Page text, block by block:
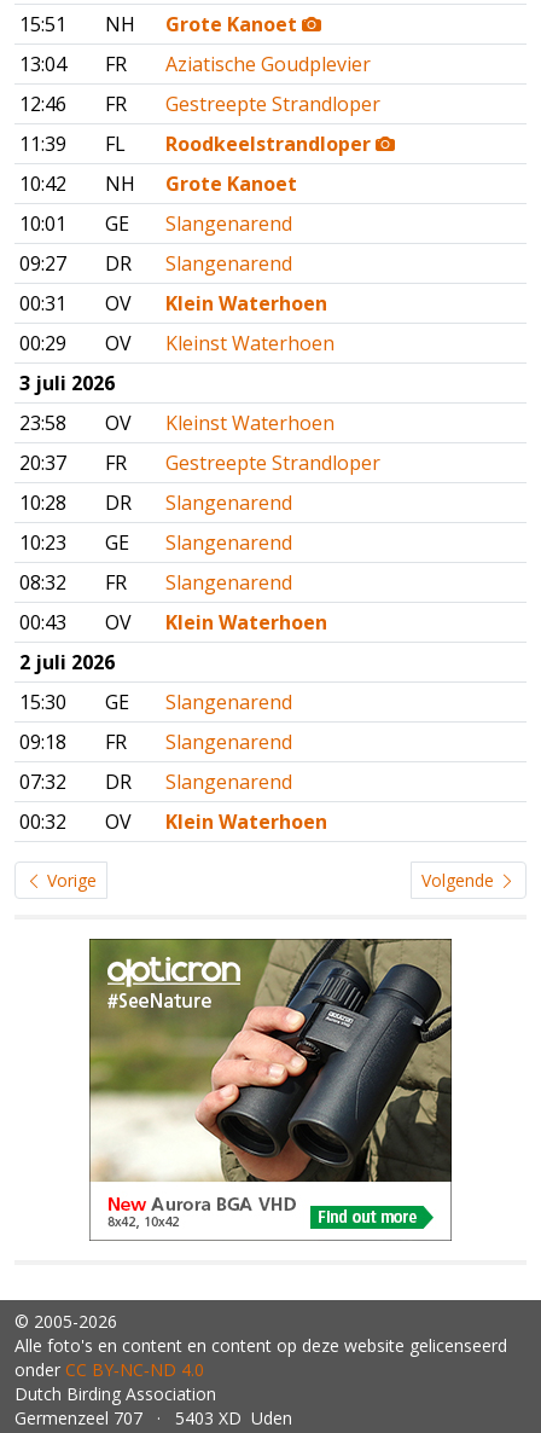
15:51
NH
Grote Kanoet
13:04
FR
Aziatische Goudplevier
12:46
FR
Gestreepte Strandloper
11:39
FL
Roodkeelstrandloper
10:42
NH
Grote Kanoet
10:01
GE
Slangenarend
09:27
DR
Slangenarend
00:31
OV
Klein Waterhoen
00:29
OV
Kleinst Waterhoen
3 juli 2026
23:58
OV
Kleinst Waterhoen
20:37
FR
Gestreepte Strandloper
10:28
DR
Slangenarend
10:23
GE
Slangenarend
08:32
FR
Slangenarend
00:43
OV
Klein Waterhoen
2 juli 2026
15:30
GE
Slangenarend
09:18
FR
Slangenarend
07:32
DR
Slangenarend
00:32
OV Klein Waterhoen
Vorige Volgende
© 2005-2026
Alle foto's en content en content op deze website gelicenseerd
onder CC BY‑NC‑ND 4.0
Dutch Birding Association
Germenzeel 707 · 5403 XD Uden